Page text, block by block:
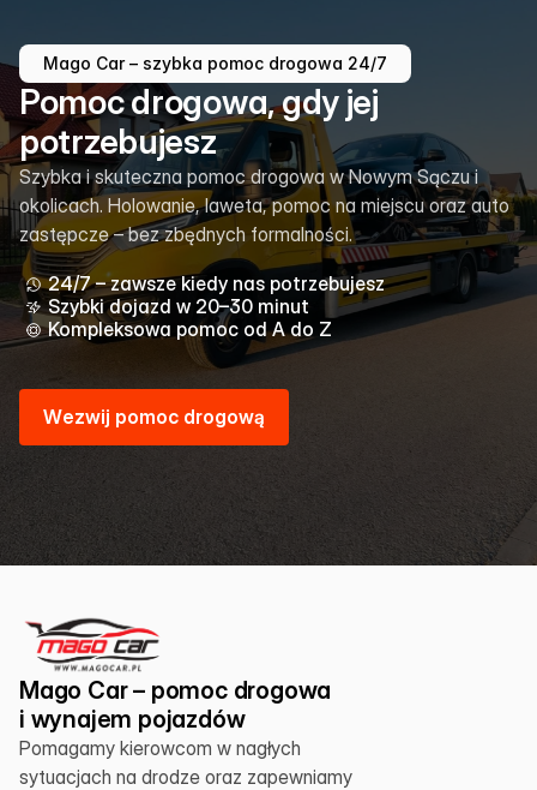
Mago Car – szybka pomoc drogowa 24/7
Pomoc drogowa, gdy jej
potrzebujesz
Szybka i skuteczna pomoc drogowa w Nowym Sączu i
okolicach. Holowanie, laweta, pomoc na miejscu oraz auto
zastępcze – bez zbędnych formalności.
24/7 – zawsze kiedy nas potrzebujesz
Szybki dojazd w 20–30 minut
Kompleksowa pomoc od A do Z
Wezwij pomoc drogową
Mago Car – pomoc drogowa
i wynajem pojazdów
Pomagamy kierowcom w nagłych
sytuacjach na drodze oraz zapewniamy